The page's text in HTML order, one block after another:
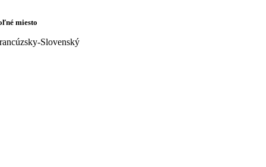
miesto
Slovenský